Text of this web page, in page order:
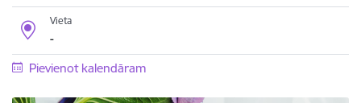
Vieta
-
Pievienot kalendāram